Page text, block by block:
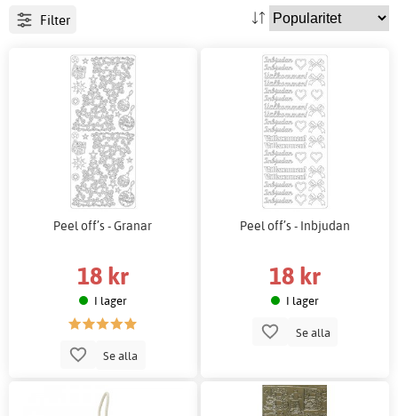
Filter
Peel off’s - Granar
18 kr
I lager
Se alla
Peel off’s - Inbjudan
18 kr
I lager
Se alla